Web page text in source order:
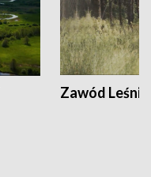
Zawód Leśnik